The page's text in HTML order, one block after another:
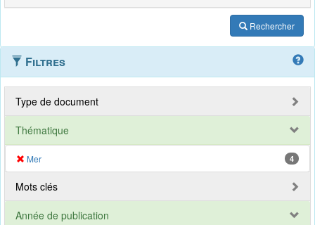
Rechercher
Filtres
Type de document
Thématique
Mer 4
Mots clés
Année de publication